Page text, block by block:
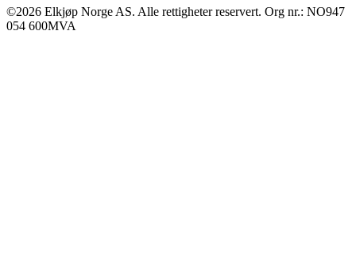
©2026 Elkjøp Norge AS. Alle rettigheter reservert. Org nr.: NO947
054 600MVA